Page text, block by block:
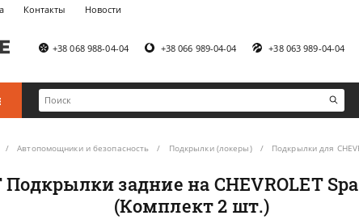
Контакты Новости
+38 068 988-04-04 +38 066 989-04-04 +38 063 989-04-04
Автопомощники и безопасность Подкрылки (локеры) Подкрылки для
Подкрылки задние на CHEVROLET
(Комплект 2 шт.)